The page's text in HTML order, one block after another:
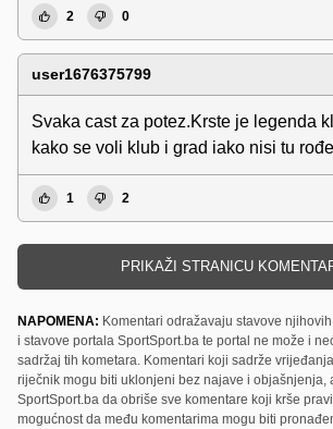
2 0
user1676375799
Svaka cast za potez.Krste je legenda
kako se voli klub i grad iako nisi tu
1 2
PRIKAŽI STRANICU
NAPOMENA: Komentari odražavaju stavove
i stavove portala SportSport.ba te portal ne može i
sadržaj tih kometara. Komentari koji sadrže
riječnik mogu biti uklonjeni bez najave i objašnjenja,
SportSport.ba da obriše sve komentare koji krše
mogućnost da među komentarima mogu biti